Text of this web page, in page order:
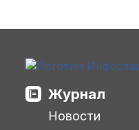
Журнал
Новости